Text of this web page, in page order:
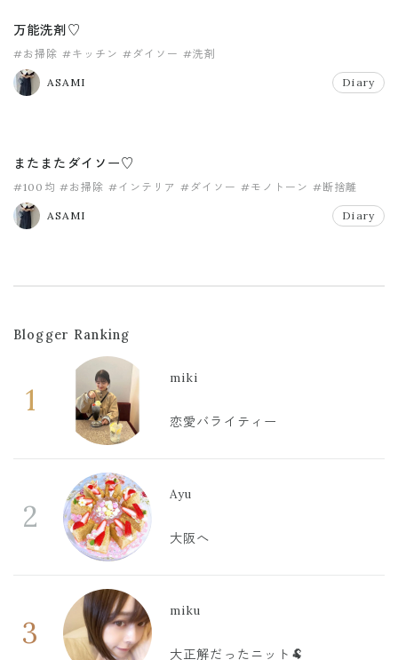
万能洗剤♡
#お掃除 #キッチン #ダイソー #洗剤
ASAMI Diary
またまたダイソー♡
#100均 #お掃除 #インテリア #ダイソー #モノトーン #断捨離
ASAMI Diary
Blogger Ranking
1
miki
恋愛バライティー
2
Ayu
大阪へ
3
miku
大正解だったニット🐏